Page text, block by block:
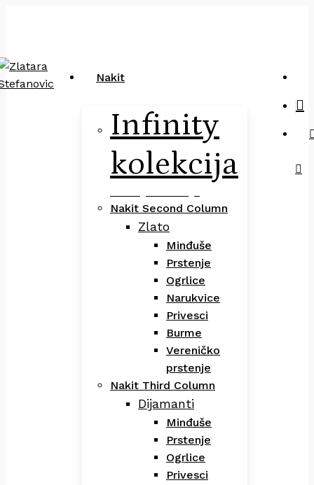
content
Nakit
Infinity
kolekcija
Nakit Second Column
Zlato
Minđuše
Prstenje
Ogrlice
Narukvice
Privesci
Burme
Vereničko
prstenje
Nakit Third Column
Dijamanti
Minđuše
Prstenje
Ogrlice
Privesci